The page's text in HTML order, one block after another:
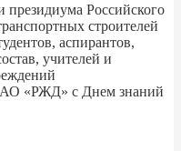
Российского
строителей
аспирантов,
учителей и
«РЖД» с Днем знаний